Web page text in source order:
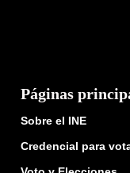
Páginas
Sobre el INE
Credencial para